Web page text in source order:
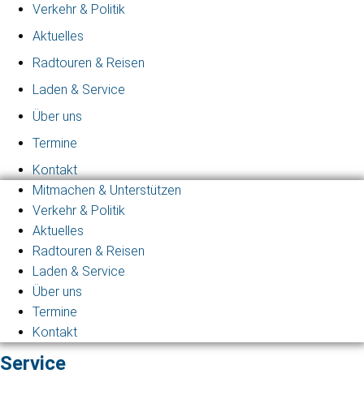
Verkehr & Politik
Aktuelles
Radtouren & Reisen
Laden & Service
Über uns
Termine
Kontakt
Mitmachen & Unterstützen
Verkehr & Politik
Aktuelles
Radtouren & Reisen
Laden & Service
Über uns
Termine
Kontakt
Service